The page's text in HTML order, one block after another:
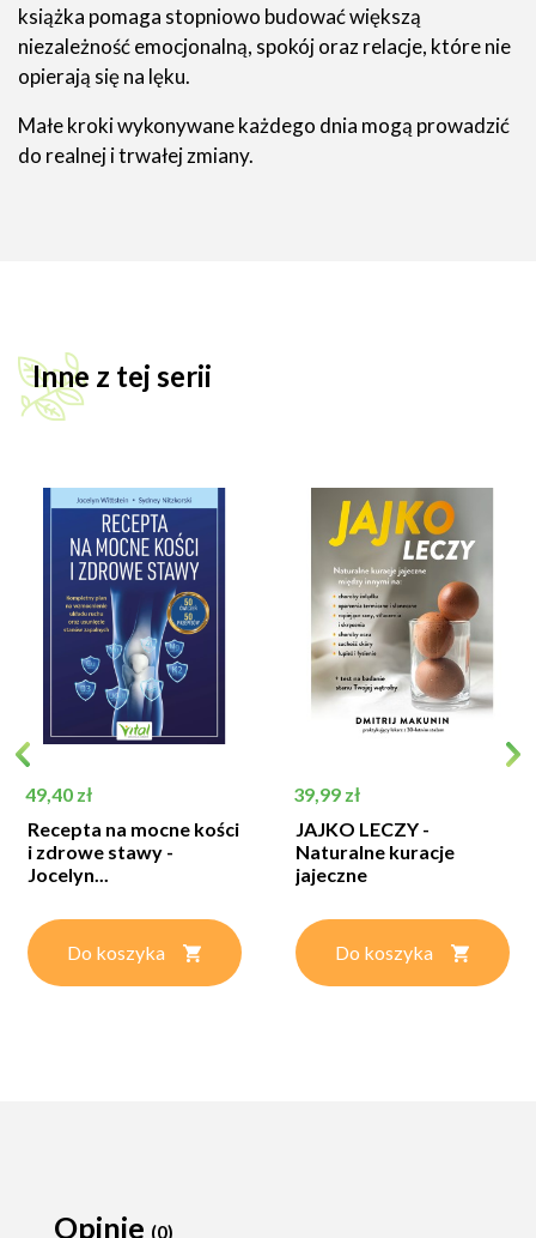
książka pomaga stopniowo budować większą
niezależność emocjonalną, spokój oraz relacje, które nie
opierają się na lęku.
Małe kroki wykonywane każdego dnia mogą prowadzić
do realnej i trwałej zmiany.
Inne z tej serii
Cena
49,40 zł
Recepta na mocne kości
i zdrowe stawy -
Jocelyn...
Do koszyka
Cena
39,99 zł
JAJKO LECZY -
Naturalne kuracje
jajeczne
Do koszyka
Opinie (0)